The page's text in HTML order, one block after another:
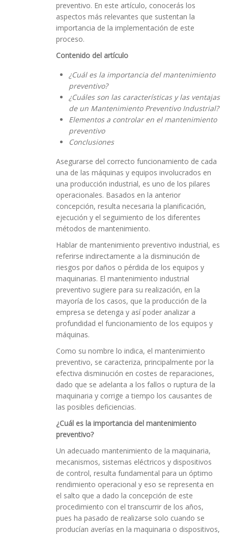
preventivo. En este artículo, conocerás los
aspectos más relevantes que sustentan la
importancia de la implementación de este
proceso.
Contenido del artículo
¿Cuál es la importancia del mantenimiento
preventivo?
¿Cuáles son las características y las ventajas
de un Mantenimiento PreventivoIndustrial?
Elementos a controlar en el mantenimiento
preventivo
Conclusiones
Asegurarse del correcto funcionamiento de cada
una de las máquinas y equipos involucrados en
una producción industrial, es uno de los pilares
operacionales. Basados en la anterior
concepción, resulta necesaria la planificación,
ejecución y el seguimiento de los diferentes
métodos de mantenimiento.
Hablar de mantenimiento preventivo industrial, es
referirse indirectamente a la disminución de
riesgos por daños o pérdida de los equipos y
maquinarias. El mantenimiento industrial
preventivo sugiere para su realización, en la
mayoría de los casos, que la producción de la
empresa se detenga y así poder analizar a
profundidad el funcionamiento de los equipos y
máquinas.
Como su nombre lo indica, el mantenimiento
preventivo, se caracteriza, principalmente por la
efectiva disminución en costes de reparaciones,
dado que se adelanta a los fallos o ruptura de la
maquinaria y corrige a tiempo los causantes de
las posibles deficiencias.
¿Cuál es la importancia del mantenimiento
preventivo?
Un adecuado mantenimiento de la maquinaria,
mecanismos, sistemas eléctricos y dispositivos
de control, resulta fundamental para un óptimo
rendimiento operacional y eso se representa en
el salto que a dado la concepción de este
procedimiento con el transcurrir de los años,
pues ha pasado de realizarse solo cuando se
producían averías en la maquinaria o dispositivos,